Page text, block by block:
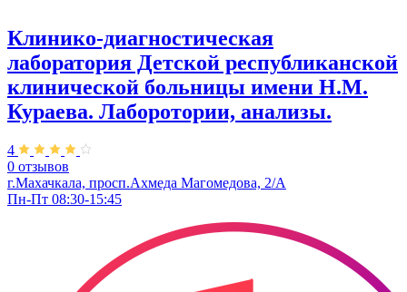
Клинико-диагностическая
лаборатория Детской республиканской
клинической больницы имени Н.М.
Кураева. Лаборотории, анализы.
4
0 отзывов
г.Махачкала, просп.Ахмеда Магомедова, 2/А
Пн-Пт 08:30-15:45